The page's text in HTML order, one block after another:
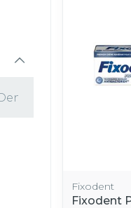
Fixodent
Fixodent